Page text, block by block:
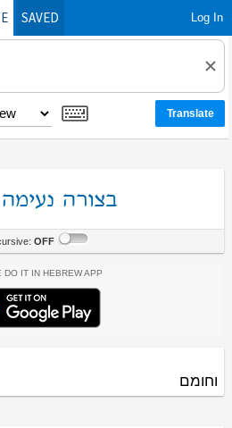
SAVED Log In
בצורה נעימה
OFF
It In Hebrew App
וחומם